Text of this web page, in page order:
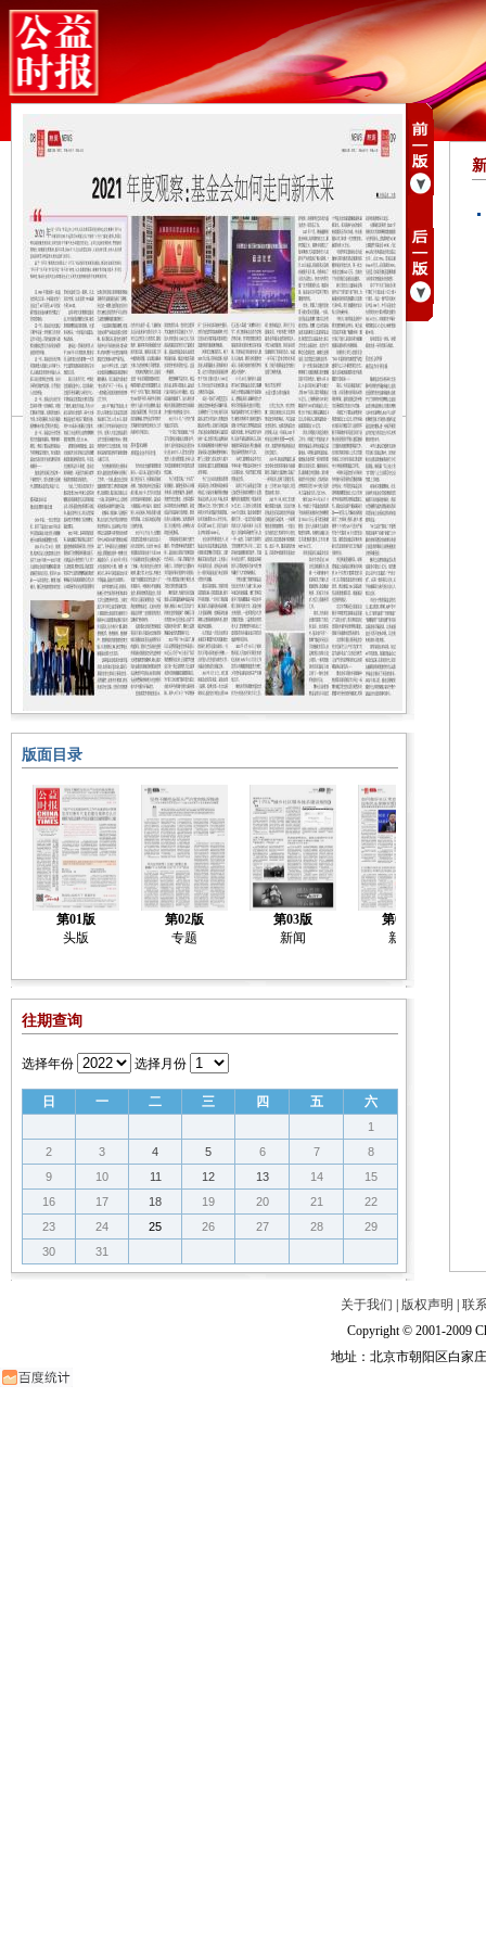
版面目录
第01版
头版
第02版
专题
第03版
新闻
第04版
新闻
往期查询
选择年份 选择月份
日 一 二 三 四 五 六
1
2
3 4 5 6 7
8
9
10 11 12 13 14
15
16
17 18 19 20 21
22
23
24 25 26 27 28
29
30
31
关于我们 版权声明
联
Copyright © 2001-2009
地址：北京市朝阳区白家